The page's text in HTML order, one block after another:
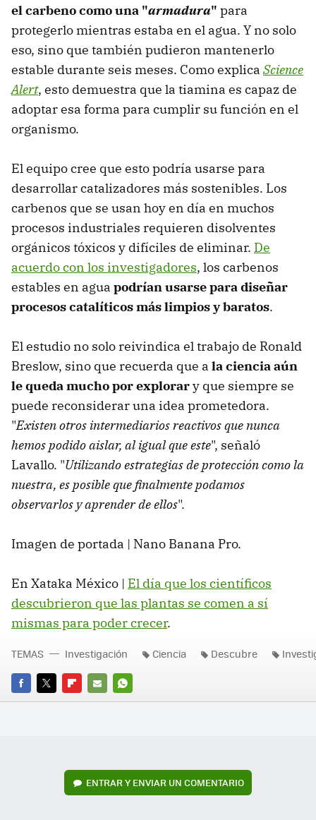
el carbeno como una "armadura" para
protegerlo mientras estaba en el agua. Y no solo
eso, sino que también pudieron mantenerlo
estable durante seis meses. Como explica Science
Alert, esto demuestra que la tiamina es capaz de
adoptar esa forma para cumplir su función en el
organismo.
El equipo cree que esto podría usarse para
desarrollar catalizadores más sostenibles. Los
carbenos que se usan hoy en día en muchos
procesos industriales requieren disolventes
orgánicos tóxicos y difíciles de eliminar. De
acuerdo con los investigadores, los carbenos
estables en agua podrían usarse para diseñar
procesos catalíticos más limpios y baratos.
El estudio no solo reivindica el trabajo de Ronald
Breslow, sino que recuerda que a la ciencia aún
le queda mucho por explorary que siempre se
puede reconsiderar una idea prometedora.
"Existen otros intermediarios reactivos que nunca
hemos podido aislar, al igual que este", señaló
Lavallo. "Utilizando estrategias de protección como la
nuestra, es posible que finalmente podamos
observarlos y aprender de ellos".
Imagen de portada | Nano Banana Pro.
En Xataka México | El día que los científicos
descubrieron que las plantas se comen a sí
mismas para poder crecer.
FACEBOOK
TWITTERFLIPBOARD
E-
WHATSAPP
TEMAS Investigación Ciencia Descubre
ENTRAR Y ENVIAR UN COMENTARIO